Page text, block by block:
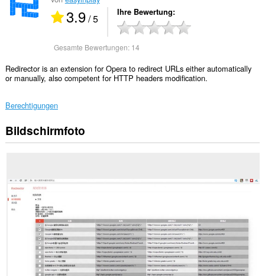
3.9/ 5 Ihre Bewertung
Gesamte Bewertungen: 14
Redirector is an extension for Opera to redirect URLs either automatically
or manually, also competent for HTTP headers modification.
Berechtigungen
Diese
Erweiterung
Daten
auf
allen
Webseiten
zugreifen.
extension
Bildschirmfoto